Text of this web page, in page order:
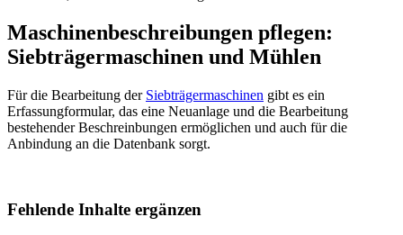
Maschinenbeschreibungen pflegen:
Siebträgermaschinen und Mühlen
Für die Bearbeitung der Siebträgermaschinen gibt es ein
Erfassungformular, das eine Neuanlage und die Bearbeitung
bestehender Beschreinbungen ermöglichen und auch für die
Anbindung an die Datenbank sorgt.
Fehlende Inhalte ergänzen